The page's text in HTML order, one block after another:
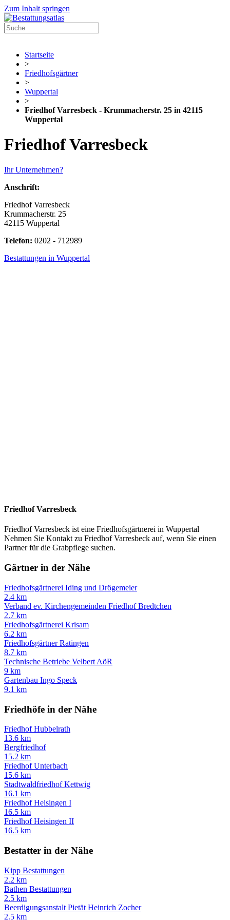
Zum Inhalt springen
Startseite
>
Friedhofsgärtner
>
Wuppertal
>
Friedhof Varresbeck - Krummacherstr. 25 in 42115
Wuppertal
Friedhof Varresbeck
Ihr Unternehmen?
Anschrift:
Friedhof Varresbeck
Krummacherstr. 25
42115 Wuppertal
Telefon: 0202 - 712989
Bestattungen in Wuppertal
Friedhof Varresbeck
Friedhof Varresbeck ist eine Friedhofsgärtnerei in Wuppertal
Nehmen Sie Kontakt zu Friedhof Varresbeck auf, wenn Sie einen
Partner für die Grabpflege suchen.
Gärtner in der Nähe
Friedhofsgärtnerei Iding und Drögemeier
2.4 km
Verband ev. Kirchengemeinden Friedhof Bredtchen
2.7 km
Friedhofsgärtnerei Krisam
6.2 km
Friedhofsgärtner Ratingen
8.7 km
Technische Betriebe Velbert AöR
9 km
Gartenbau Ingo Speck
9.1 km
Friedhöfe in der Nähe
Friedhof Hubbelrath
13.6 km
Bergfriedhof
15.2 km
Friedhof Unterbach
15.6 km
Stadtwaldfriedhof Kettwig
16.1 km
Friedhof Heisingen I
16.5 km
Friedhof Heisingen II
16.5 km
Bestatter in der Nähe
Kipp Bestattungen
2.2 km
Bathen Bestattungen
2.5 km
Beerdigungsanstalt Pietät Heinrich Zocher
2.5 km